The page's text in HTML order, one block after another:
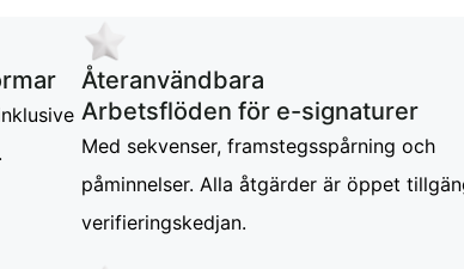
Återanvändbara
Arbetsflöden för e-signaturer
Med sekvenser, framstegsspårning och
påminnelser. Alla åtgärder är öppet
verifieringskedjan.